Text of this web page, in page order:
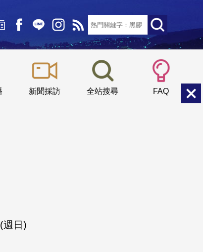
新聞採訪 全站搜尋 FAQ
小 中
週日)